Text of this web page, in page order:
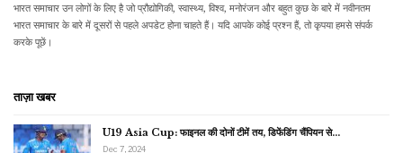
भारत समाचार उन लोगों के लिए है जो प्रौद्योगिकी, स्वास्थ्य, विश्व, मनोरंजन और बहुत कुछ के बारे में नवीनतम
भारत समाचार के बारे में दूसरों से पहले अपडेट होना चाहते हैं। यदि आपके कोई प्रश्न हैं, तो कृपया हमसे संपर्क
करके पूछें।
ताज़ा खबर
U19 Asia Cup: फाइनल की दोनों टीमें तय, डिफेंडिंग चैंपियन से…
Dec 7, 2024